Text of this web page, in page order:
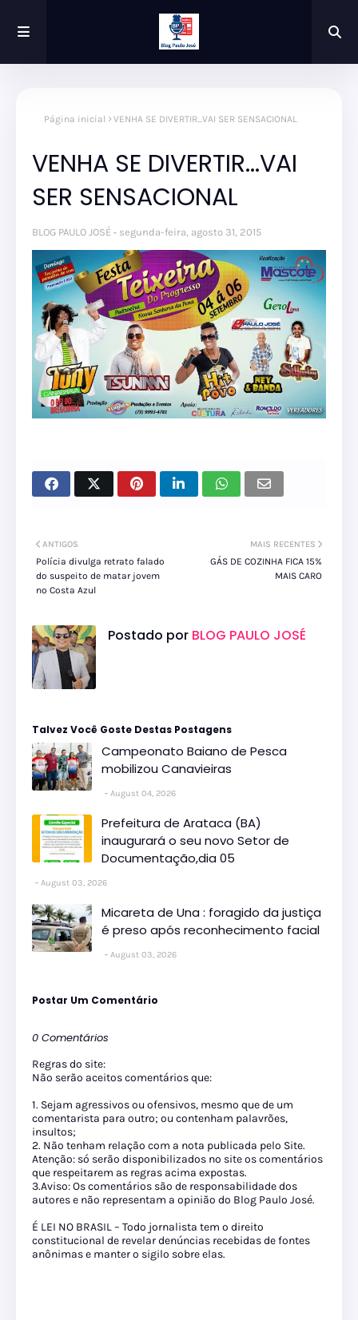
Página inicial VENHA SE DIVERTIR...VAI SER SENSACIONAL
VENHA SE DIVERTIR...VAI
SER SENSACIONAL
BLOG PAULO JOSÉ segunda-feira, agosto 31, 2015
MAIS RECENTES
GÁS DE COZINHA FICA 15%
MAIS CARO
ANTIGOS
Polícia divulga retrato falado
do suspeito de matar jovem
no Costa Azul
Postado por BLOG PAULO JOSÉ
Talvez Você Goste Destas Postagens
Campeonato Baiano de Pesca
mobilizou Canavieiras
August 04, 2026
Prefeitura de Arataca (BA)
inaugurará o seu novo Setor de
Documentação,dia 05
August 03, 2026
Micareta de Una : foragido da justiça
é preso após reconhecimento facial
August 03, 2026
Postar Um Comentário
0 Comentários
Regras do site:
Não serão aceitos comentários que:
1. Sejam agressivos ou ofensivos, mesmo que de um
comentarista para outro; ou contenham palavrões,
insultos;
2. Não tenham relação com a nota publicada pelo Site.
Atenção: só serão disponibilizados no site os comentários
que respeitarem as regras acima expostas.
3.Aviso: Os comentários são de responsabilidade dos
autores e não representam a opinião do Blog Paulo José.
É LEI NO BRASIL – Todo jornalista tem o direito
constitucional de revelar denúncias recebidas de fontes
anônimas e manter o sigilo sobre elas.